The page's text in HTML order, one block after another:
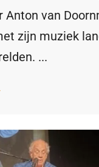
Anton van
zijn muziek
...